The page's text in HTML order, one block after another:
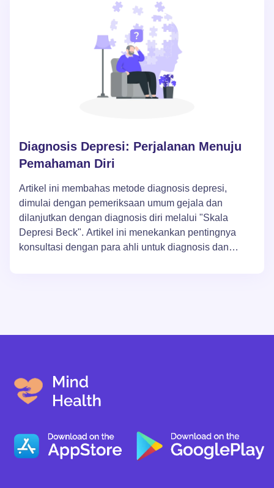
pengakuan diri di masa-masa sulit.
Diagnosis Depresi: Perjalanan Menuju
Pemahaman Diri
Artikel ini membahas metode diagnosis depresi,
dimulai dengan pemeriksaan umum gejala dan
dilanjutkan dengan diagnosis diri melalui "Skala
Depresi Beck". Artikel ini menekankan pentingnya
konsultasi dengan para ahli untuk diagnosis dan